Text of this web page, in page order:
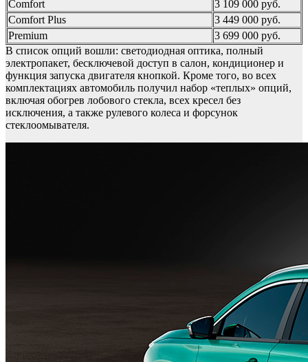
Comfort
3 109 000 руб.
Comfort Plus
3 449 000 руб.
Premium
3 699 000 руб.
В список опций вошли: светодиодная оптика, полный
электропакет, бесключевой доступ в салон, кондиционер и
функция запуска двигателя кнопкой. Кроме того, во всех
комплектациях автомобиль получил набор «теплых» опций,
включая обогрев лобового стекла, всех кресел без
исключения, а также рулевого колеса и форсунок
стеклоомывателя.